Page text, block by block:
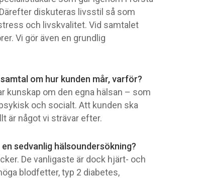
diskuteras livsstil så som
och livskvalitet. Vid samtalet
Vi gör även en grundlig
om hur kunden mår, varför?
kunskap om den egna hälsan – som
och socialt. Att kunden ska
är något vi strävar efter.
sedvanlig hälsoundersökning?
De vanligaste är dock hjärt- och
blodfetter, typ 2 diabetes,